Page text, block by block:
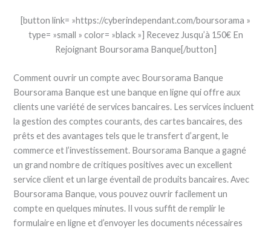
[button link= »https://cyberindependant.com/boursorama »
type= »small » color= »black »] Recevez Jusqu’à 150€ En
Rejoignant Boursorama Banque[/button]
Comment ouvrir un compte avec Boursorama Banque
Boursorama Banque est une banque en ligne qui offre aux
clients une variété de services bancaires. Les services incluent
la gestion des comptes courants, des cartes bancaires, des
prêts et des avantages tels que le transfert d’argent, le
commerce et l’investissement. Boursorama Banque a gagné
un grand nombre de critiques positives avec un excellent
service client et un large éventail de produits bancaires. Avec
Boursorama Banque, vous pouvez ouvrir facilement un
compte en quelques minutes. Il vous suffit de remplir le
formulaire en ligne et d’envoyer les documents nécessaires